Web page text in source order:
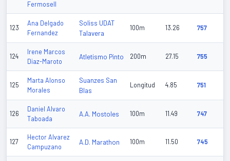
Fermosell
123
Ana Delgado
Fernandez
Soliss UDAT
Talavera
100m 13.26 757
124
Irene Marcos
Diaz-Maroto
Atletismo Pinto 200m 27.15 755
125
Marta Alonso
Morales
Suanzes San
Blas
Longitud 4.85 751
126
Daniel Alvaro
Taboada
A.A. Mostoles 100m 11.49 747
127
Hector Alvarez
Campuzano
A.D. Marathon 100m 11.50 745